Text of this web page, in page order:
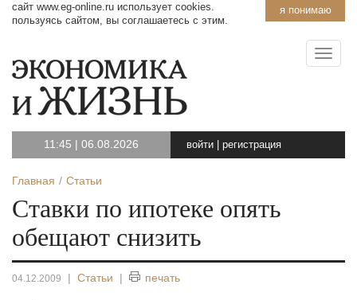
я понимаю
сайт www.eg-online.ru использует cookies.
пользуясь сайтом, вы соглашаетесь с этим.
11:45 | 06.08.2026 войти регистрация
Главная Статьи
Ставки по ипотеке опять
обещают снизить
04.12.2009 | Статьи | печать